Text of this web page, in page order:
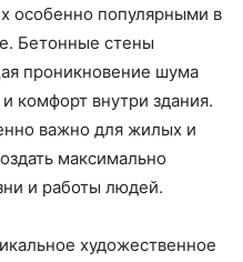
особенно популярными в
Бетонные стены
проникновение шума
комфорт внутри здания.
важно для жилых и
максимально
и работы людей.
художественное